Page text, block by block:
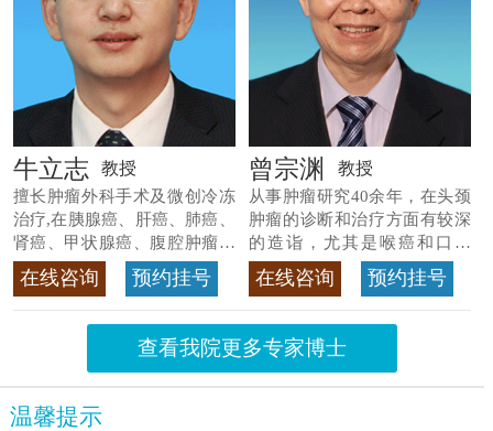
牛立志 教授
擅长肿瘤外科手术及微创冷冻
治疗,在胰腺癌、肝癌、肺癌、
肾癌、甲状腺癌、腹腔肿瘤等
>>查看专家详情
在线咨询 预约挂号
曾宗渊 教授
从事肿瘤研究40余年，在头颈
肿瘤的诊断和治疗方面有较深
的造诣，尤其是喉癌和口腔
癌，迄今仍是广东喉癌单病种
首席专家 >>查看专家详情
在线咨询 预约挂号
查看我院更多专家博士
温馨提示